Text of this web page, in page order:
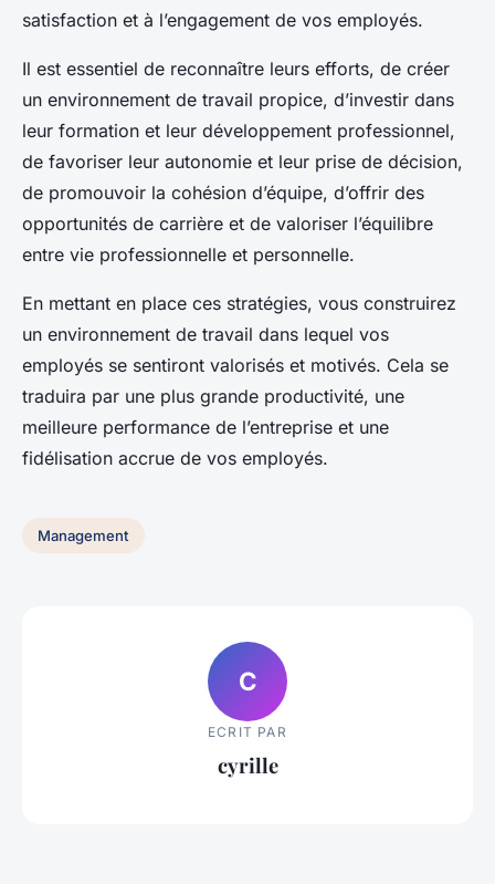
satisfaction et à l’engagement de vos employés.
Il est essentiel de reconnaître leurs efforts, de créer
un environnement de travail propice, d’investir dans
leur formation et leur développement professionnel,
de favoriser leur autonomie et leur prise de décision,
de promouvoir la cohésion d’équipe, d’offrir des
opportunités de carrière et de valoriser l’équilibre
entre vie professionnelle et personnelle.
En mettant en place ces stratégies, vous construirez
un environnement de travail dans lequel vos
employés se sentiront valorisés et motivés. Cela se
traduira par une plus grande productivité, une
meilleure performance de l’entreprise et une
fidélisation accrue de vos employés.
Management
C
ECRIT PAR
cyrille